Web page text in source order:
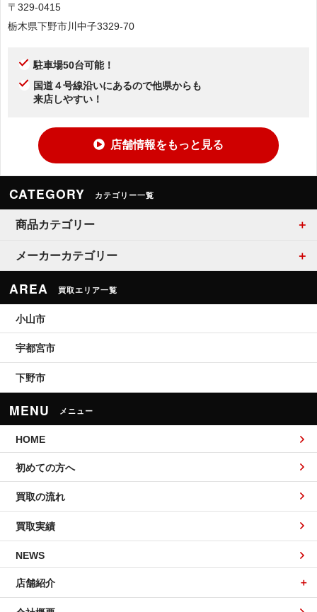
〒329-0415
栃木県下野市川中子3329-70
駐車場50台可能！
国道４号線沿いにあるので他県からも
来店しやすい！
店舗情報をもっと見る
CATEGORY カテゴリー一覧
商品カテゴリー
メーカーカテゴリー
AREA 買取エリア一覧
小山市
宇都宮市
下野市
MENU メニュー
HOME
初めての方へ
買取の流れ
買取実績
NEWS
店舗紹介